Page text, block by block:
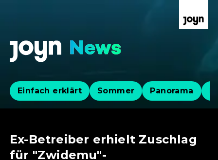
Einfach erklärt Sommer Panorama
Ex-Betreiber erhielt Zuschlag
für "Zwidemu"-